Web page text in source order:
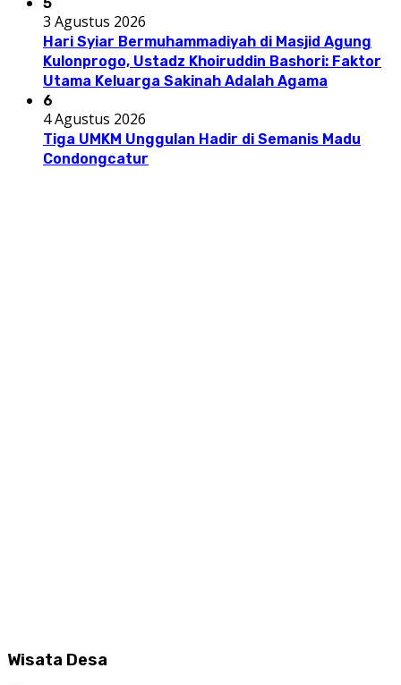
3 Agustus 2026
Hari Syiar Bermuhammadiyah di Masjid Agung
Kulonprogo, Ustadz Khoiruddin Bashori: Faktor
Utama Keluarga Sakinah Adalah Agama
6
4 Agustus 2026
Tiga UMKM Unggulan Hadir di Semanis Madu
Condongcatur
Wisata Desa